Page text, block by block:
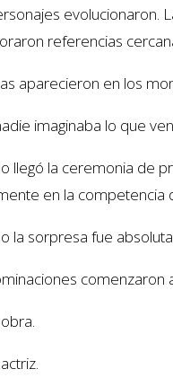
evolucionaron.
referencias
aparecieron en los
imaginaba lo que
llegó la ceremonia de
en la competencia
la sorpresa fue
comenzaron